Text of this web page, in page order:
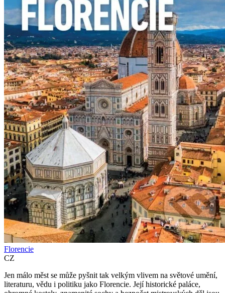
Florencie
CZ
Jen málo měst se může pyšnit tak velkým vlivem na světové umění,
literaturu, vědu i politiku jako Florencie. Její historické paláce,